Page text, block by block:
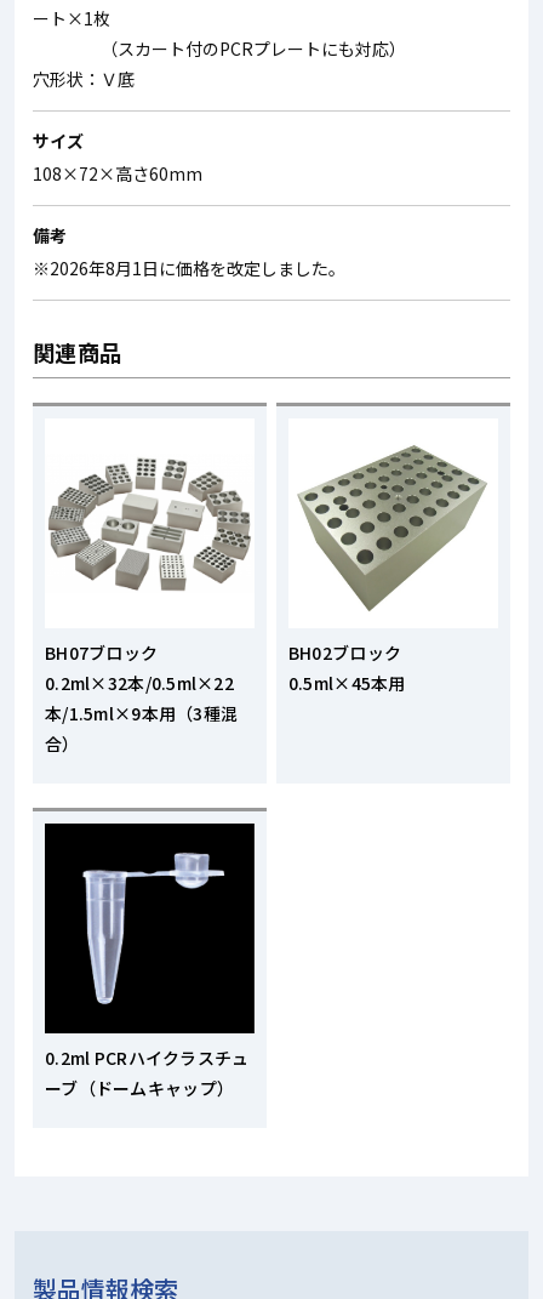
ート×1枚
（スカート付のPCRプレートにも対応）
穴形状：Ｖ底
サイズ
108×72×高さ60mm
備考
※2026年8月1日に価格を改定しました。
関連商品
BH07ブロック
0.2ml×32本/0.5ml×22
本/1.5ml×9本用（3種混
合）
BH02ブロック
0.5ml×45本用
0.2ml PCRハイクラスチュ
ーブ（ドームキャップ）
製品情報検索